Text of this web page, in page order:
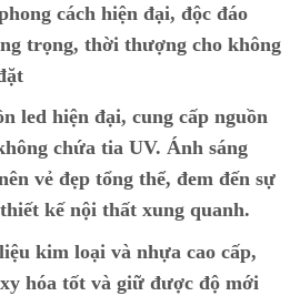
cách hiện đại, độc đáo
trọng, thời thượng cho không
led hiện đại, cung cấp nguồn
chứa tia UV. Ánh sáng
vẻ đẹp tổng thể, đem đến sự
kế nội thất xung quanh.
kim loại và nhựa cao cấp,
hóa tốt và giữ được độ mới